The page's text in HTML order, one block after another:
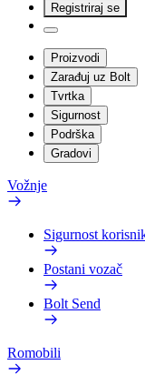
Registriraj se
Proizvodi
Zarađuj uz Bolt
Tvrtka
Sigurnost
Podrška
Gradovi
Vožnje
Sigurnost
Postani vozač
Bolt Send
Romobili